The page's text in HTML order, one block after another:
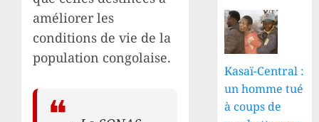
améliorer les
conditions de vie de la
population congolaise.
Kasaï-Central :
un homme tué
à coups de